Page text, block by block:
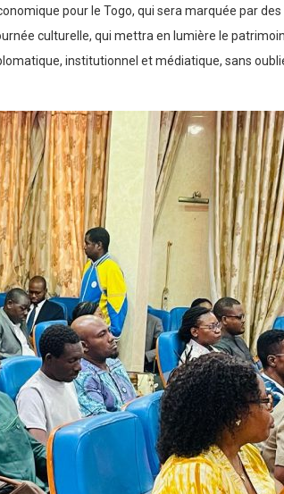
pour le Togo, qui sera marquée par
culturelle, qui mettra en lumière le
institutionnel et médiatique, sans